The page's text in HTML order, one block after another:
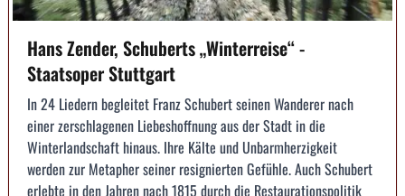
Hans Zender, Schuberts „Winterreise“ -
Staatsoper Stuttgart
In 24 Liedern begleitet Franz Schubert seinen Wanderer nach
einer zerschlagenen Liebeshoffnung aus der Stadt in die
Winterlandschaft hinaus. Ihre Kälte und Unbarmherzigkeit
werden zur Metapher seiner resignierten Gefühle. Auch Schubert
erlebte in den Jahren nach 1815 durch die Restaurationspolitik